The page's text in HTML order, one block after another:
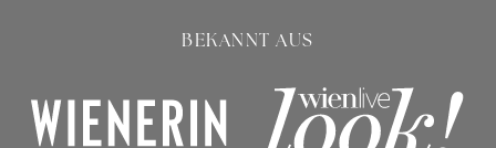
BEKANNT AUS